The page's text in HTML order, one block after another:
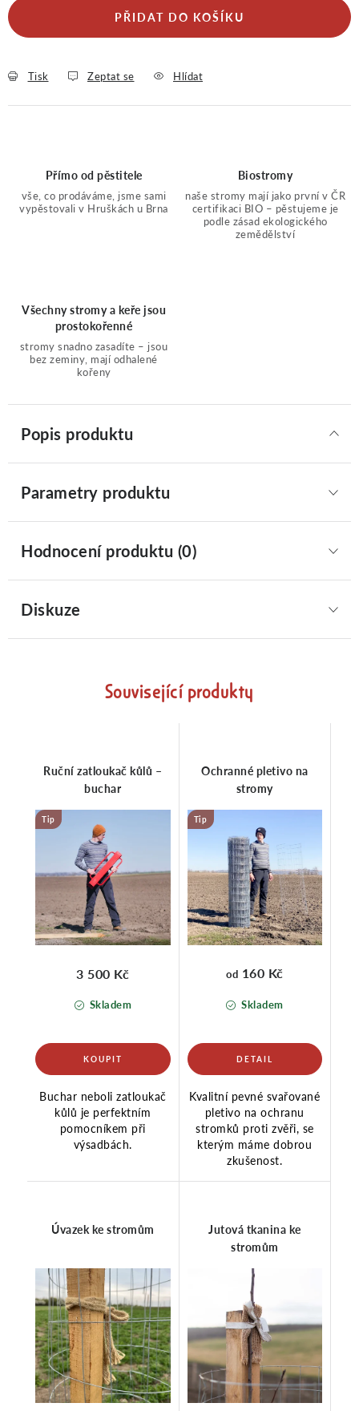
PŘIDAT DO KOŠÍKU
Tisk Zeptat se Hlídat
Přímo od pěstitele
vše, co prodáváme, jsme sami
vypěstovali v Hruškách u Brna
Biostromy
naše stromy mají jako první v ČR
certifikaci BIO – pěstujeme je
podle zásad ekologického
zemědělství
Všechny stromy a keře jsou
prostokořenné
stromy snadno zasadíte – jsou
bez zeminy, mají odhalené
kořeny
Popis produktu
Parametry produktu
Hodnocení produktu (0)
Diskuze
Související produkty
Ruční zatloukač kůlů –
buchar
Tip
Skladem
3 500 Kč
Buchar neboli zatloukač
kůlů je perfektním
pomocníkem při
výsadbách.
Ochranné pletivo na
stromy
Tip
Skladem
od 160 Kč
Kvalitní pevné svařované
pletivo na ochranu
stromků proti zvěři, se
kterým máme dobrou
zkušenost.
Úvazek ke stromům
Jutová tkanina ke
stromům